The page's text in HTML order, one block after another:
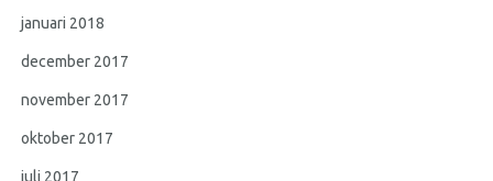
januari 2018
december 2017
november 2017
oktober 2017
juli 2017